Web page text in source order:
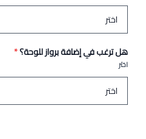
هل ترغب في إضافة برواز للوحة؟*
اختر